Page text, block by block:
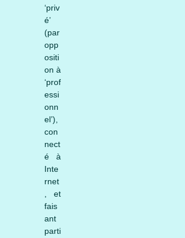
‘priv
é’
(par
opp
ositi
on à
‘prof
essi
onn
el’),
con
nect
é à
Inte
rnet
, et
fais
ant
parti